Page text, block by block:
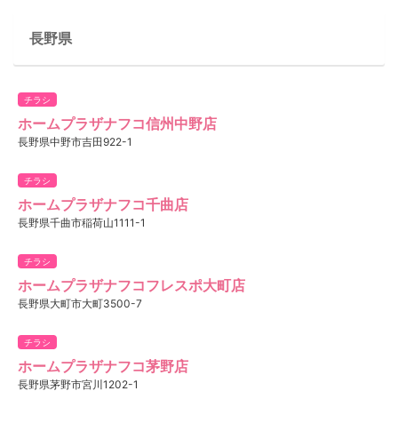
長野県
チラシ
ホームプラザナフコ信州中野店
長野県中野市吉田922-1
チラシ
ホームプラザナフコ千曲店
長野県千曲市稲荷山1111-1
チラシ
ホームプラザナフコフレスポ大町店
長野県大町市大町3500-7
チラシ
ホームプラザナフコ茅野店
長野県茅野市宮川1202-1